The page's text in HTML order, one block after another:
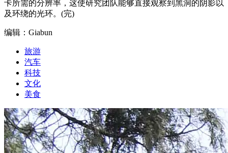
卡所需的分辨率，这使研究团队能够直接观察到黑洞的阴影以
及环绕的光环。(完)
编辑：Giabun
旅游
汽车
科技
文化
美食